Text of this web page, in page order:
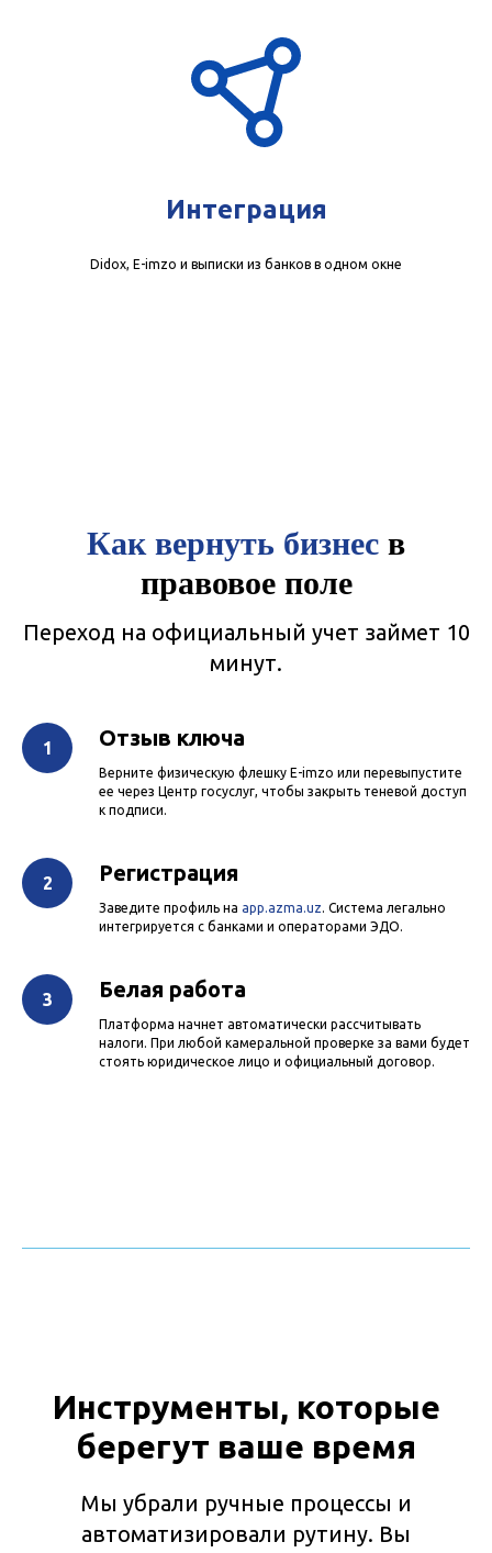
Интеграция
Didox, E-imzo и выписки из банков в одном окне
Как вернуть бизнесв
правовое поле
Переход на официальный учет займет 10
минут.
Отзыв ключа
Верните физическую флешку E-imzo или перевыпустите
ее через Центр госуслуг, чтобы закрыть теневой доступ
к подписи.
Регистрация
Заведите профиль на app.azma.uz. Система легально
интегрируется с банками и операторами ЭДО.
Белая работа
Платформа начнет автоматически рассчитывать
налоги. При любой камеральной проверке за вами будет
стоять юридическое лицо и официальный договор.
Инструменты, которые
берегут ваше время
Мы убрали ручные процессы и
автоматизировали рутину. Вы